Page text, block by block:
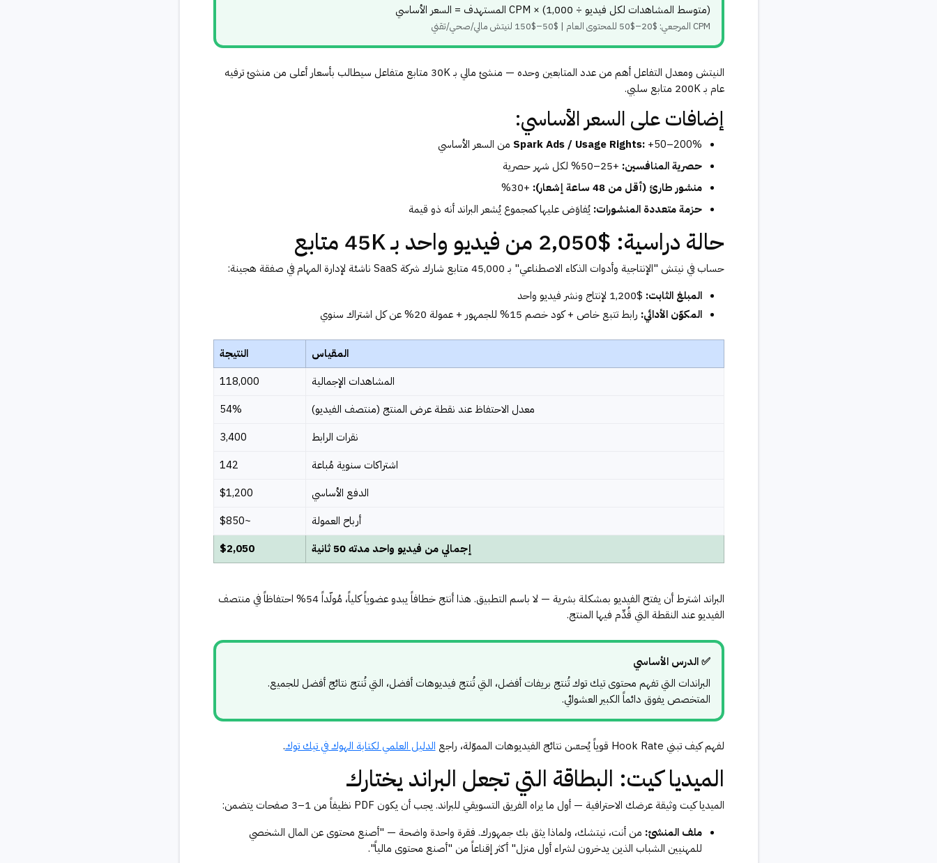
(متوسط المشاهدات لكل فيديو ÷ 1,000) × CPM المستهدف = السعر الأساسي
CPM المرجعي: $20–$50 للمحتوى العام | $50–$150 لنيتش مالي/صحي/تقني
النيتش ومعدل التفاعل أهم من عدد المتابعين وحده — منشئ مالي بـ 30K متابع متفاعل سيطالب بأسعار أعلى من منشئ ترفيه
عام بـ 200K متابع سلبي.
إضافات على السعر الأساسي:
Spark Ads / Usage Rights:+50–200% من السعر الأساسي
حصرية المنافسين: +25–50% لكل شهر حصرية
منشور طارئ (أقل من 48 ساعة إشعار):
+30%
حزمة متعددة المنشورات: يُفاوَض عليها كمجموع يُشعر البراند أنه ذو قيمة
حالة دراسية: $2,050 من فيديو واحد بـ 45K متابع
حساب في نيتش "الإنتاجية وأدوات الذكاء الاصطناعي" بـ 45,000 متابع شارك شركة SaaS ناشئة لإدارة المهام في صفقة هجينة:
المبلغ الثابت: $1,200 لإنتاج ونشر فيديو واحد
المكوّن الأدائي: رابط تتبع خاص + كود خصم 15% للجمهور + عمولة 20% عن كل اشتراك سنوي
المقياس
النتيجة
المشاهدات الإجمالية
118,000
معدل الاحتفاظ عند نقطة عرض المنتج (منتصف الفيديو)
54%
نقرات الرابط
3,400
اشتراكات سنوية مُباعة
142
الدفع الأساسي
$1,200
أرباح العمولة
~$850
إجمالي من فيديو واحد مدته 50 ثانية
$2,050
البراند اشترط أن يفتح الفيديو بمشكلة بشرية — لا باسم التطبيق. هذا أنتج خطافاً يبدو عضوياً كلياً، مُولّداً 54% احتفاظاً في منتصف
الفيديو عند النقطة التي قُدِّم فيها المنتج.
✅ الدرس الأساسي
البراندات التي تفهم محتوى تيك توك تُنتج بريفات أفضل، التي تُنتج فيديوهات أفضل، التي تُنتج نتائج أفضل للجميع.
المتخصص يفوق دائماً الكبير العشوائي.
لفهم كيف تبني Hook Rate قوياً يُحسّن نتائج الفيديوهات المموّلة، راجع الدليل العلمي لكتابة الهوك في تيك توك.
الميديا كيت: البطاقة التي تجعل البراند يختارك
الميديا كيت وثيقة عرضك الاحترافية — أول ما يراه الفريق التسويقي للبراند. يجب أن يكون PDF نظيفاً من 1–3 صفحات يتضمن:
ملف المنشئ: من أنت، نيتشك، ولماذا يثق بك جمهورك. فقرة واحدة واضحة — "أصنع محتوى عن المال الشخصي
للمهنيين الشباب الذين يدخرون لشراء أول منزل" أكثر إقناعاً من "أصنع محتوى مالياً".